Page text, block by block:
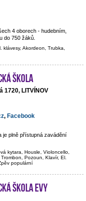
4 oborech - hudebním,
do 750 žáků.
Akordeon, Trubka,
škola
1720, LITVÍNOV
, Facebook
je plně přístupná zavádění
kytara, Housle, Violoncello,
Pozoun, Klavír, El.
populární
škola Evy